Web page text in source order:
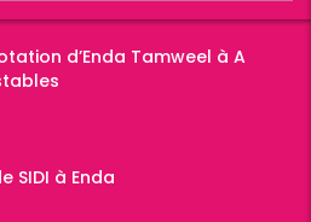
d’Enda Tamweel à A
SIDI à Enda